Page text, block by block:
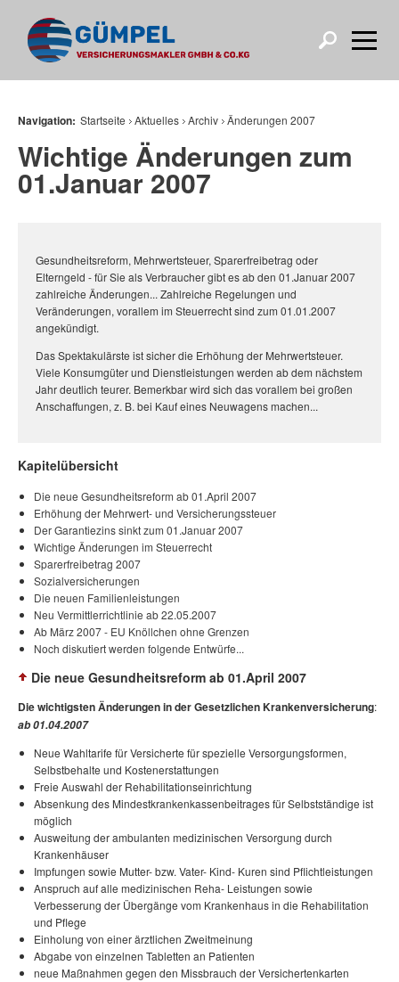
Navigation: Startseite Aktuelles Archiv Änderungen 2007
Wichtige Änderungen zum
01.Januar 2007
Gesundheitsreform, Mehrwertsteuer, Sparerfreibetrag oder
Elterngeld - für Sie als Verbraucher gibt es ab den 01.Januar 2007
zahlreiche Änderungen... Zahlreiche Regelungen und
Veränderungen, vorallem im Steuerrecht sind zum 01.01.2007
angekündigt.
Das Spektakulärste ist sicher die Erhöhung der Mehrwertsteuer.
Viele Konsumgüter und Dienstleistungen werden ab dem nächstem
Jahr deutlich teurer. Bemerkbar wird sich das vorallem bei großen
Anschaffungen, z. B. bei Kauf eines Neuwagens machen...
Kapitelübersicht
Die neue Gesundheitsreform ab 01.April 2007
Erhöhung der Mehrwert- und Versicherungssteuer
Der Garantiezins sinkt zum 01.Januar 2007
Wichtige Änderungen im Steuerrecht
Sparerfreibetrag 2007
Sozialversicherungen
Die neuen Familienleistungen
Neu Vermittlerrichtlinie ab 22.05.2007
Ab März 2007 - EU Knöllchen ohne Grenzen
Noch diskutiert werden folgende Entwürfe...
Die neue Gesundheitsreform ab 01.April 2007
Die wichtigsten Änderungen in der Gesetzlichen Krankenversicherung:
ab 01.04.2007
Neue Wahltarife für Versicherte für spezielle Versorgungsformen,
Selbstbehalte und Kostenerstattungen
Freie Auswahl der Rehabilitationseinrichtung
Absenkung des Mindestkrankenkassenbeitrages für Selbstständige ist
möglich
Ausweitung der ambulanten medizinischen Versorgung durch
Krankenhäuser
Impfungen sowie Mutter- bzw. Vater- Kind- Kuren sind Pflichtleistungen
Anspruch auf alle medizinischen Reha- Leistungen sowie
Verbesserung der Übergänge vom Krankenhaus in die Rehabilitation
und Pflege
Einholung von einer ärztlichen Zweitmeinung
Abgabe von einzelnen Tabletten an Patienten
neue Maßnahmen gegen den Missbrauch der Versichertenkarten